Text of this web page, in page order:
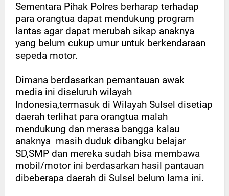
Sementara Pihak Polres berharap terhadap
para orangtua dapat mendukung program
lantas agar dapat merubah sikap anaknya
yang belum cukup umur untuk berkendaraan
sepeda motor.
Dimana berdasarkan pemantauan awak
media ini diseluruh wilayah
Indonesia,termasuk di Wilayah Sulsel disetiap
daerah terlihat para orangtua malah
mendukung dan merasa bangga kalau
anaknya masih duduk dibangku belajar
SD,SMP dan mereka sudah bisa membawa
mobil/motor ini berdasarkan hasil pantauan
dibeberapa daerah di Sulsel belum lama ini.